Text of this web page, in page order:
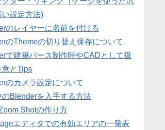
い設定方法)
のレイヤーに名前を付ける
のThemeの切り替え保存について
で建築パース制作時やCADとして扱
意とTips
のカメラ設定について
のBlenderを入手する方法
Shotの作り方
エディタでの有効エリアの一発表